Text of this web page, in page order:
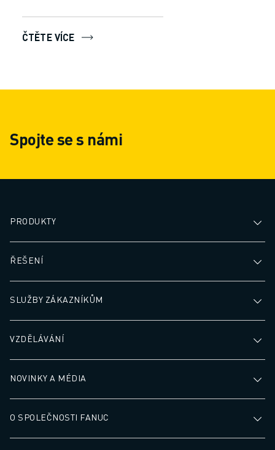
manipulaci. Nechte roboty
výkon a minimalizovali chyby,
ČTĚTE VÍCE
Spojte se s námi
PRODUKTY
ŘEŠENÍ
SLUŽBY ZÁKAZNÍKŮM
VZDĚLÁVÁNÍ
NOVINKY A MÉDIA
O SPOLEČNOSTI FANUC